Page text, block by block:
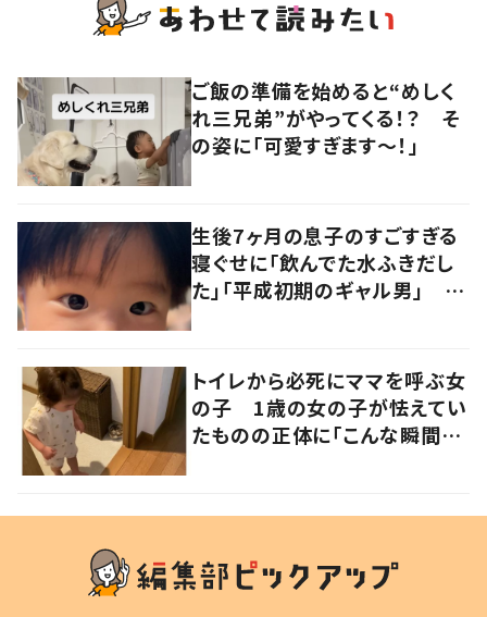
ご飯の準備を始めると“めしく
れ三兄弟”がやってくる！？ そ
の姿に「可愛すぎます〜！」
生後7ヶ月の息子のすごすぎる
寝ぐせに「飲んでた水ふきだし
た」「平成初期のギャル男」 実
トイレから必死にママを呼ぶ女
の子 1歳の女の子が怯えてい
たものの正体に「こんな瞬間